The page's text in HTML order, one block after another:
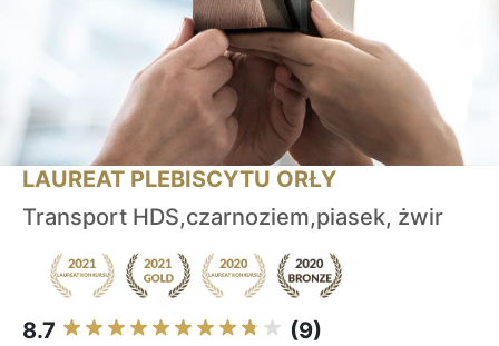
LAUREAT PLEBISCYTU ORŁY
Transport HDS,czarnoziem,piasek, żwir
8.7 (9)